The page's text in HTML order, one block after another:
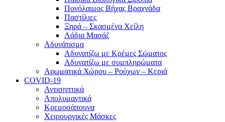
Πονόλαιμος Βήχας Βραχνάδα
Παστίλιες
Ξηρά – Σκασμένα Χείλη
Λάδια Μασάζ
Αδυνάτισμα
Αδυνατίζω με Κρέμες Σώματος
Αδυνατίζω με συμπληρώματα
Αρωματικά Χώρου – Ρούχων – Κεριά
COVID-19
Αντισηπτικά
Απολυμαντικά
Κρεμοσάπουνα
Χειρουργικές Μάσκες